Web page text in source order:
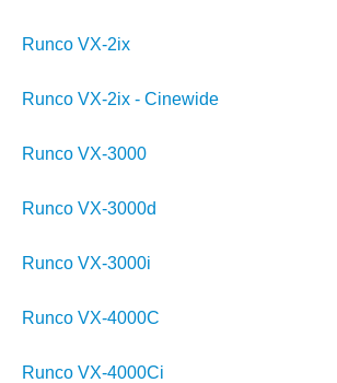
Runco VX-2ix
Runco VX-2ix - Cinewide
Runco VX-3000
Runco VX-3000d
Runco VX-3000i
Runco VX-4000C
Runco VX-4000Ci